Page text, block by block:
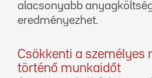
alacsonyabb
eredményezhet.
Csökkenti a személyes
történő munkaidőt